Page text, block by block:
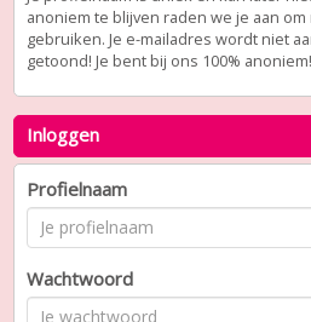
anoniem te blijven raden we je aan
gebruiken. Je e-mailadres wordt niet
getoond! Je bent bij ons 100% anoniem!
Inloggen
Profielnaam
Wachtwoord